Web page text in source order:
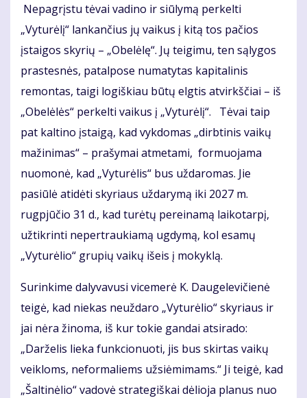
Nepagrįstu tėvai vadino ir siūlymą perkelti
„Vyturėlį“ lankančius jų vaikus į kitą tos pačios
įstaigos skyrių – „Obelėlę“. Jų teigimu, ten sąlygos
prastesnės, patalpose numatytas kapitalinis
remontas, taigi logiškiau būtų elgtis atvirkščiai – iš
„Obelėlės“ perkelti vaikus į „Vyturėlį“. Tėvai taip
pat kaltino įstaigą, kad vykdomas „dirbtinis vaikų
mažinimas“ – prašymai atmetami, formuojama
nuomonė, kad „Vyturėlis“ bus uždaromas. Jie
pasiūlė atidėti skyriaus uždarymą iki 2027 m.
rugpjūčio 31 d., kad turėtų pereinamą laikotarpį,
užtikrinti nepertraukiamą ugdymą, kol esamų
„Vyturėlio“ grupių vaikų išeis į mokyklą.
Surinkime dalyvavusi vicemerė K. Daugelevičienė
teigė, kad niekas neuždaro „Vyturėlio“ skyriaus ir
jai nėra žinoma, iš kur tokie gandai atsirado:
„Darželis lieka funkcionuoti, jis bus skirtas vaikų
veikloms, neformaliems užsiėmimams.“ Ji teigė, kad
„Šaltinėlio“ vadovė strategiškai dėlioja planus nuo